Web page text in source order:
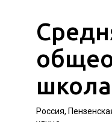
школа
Россия,